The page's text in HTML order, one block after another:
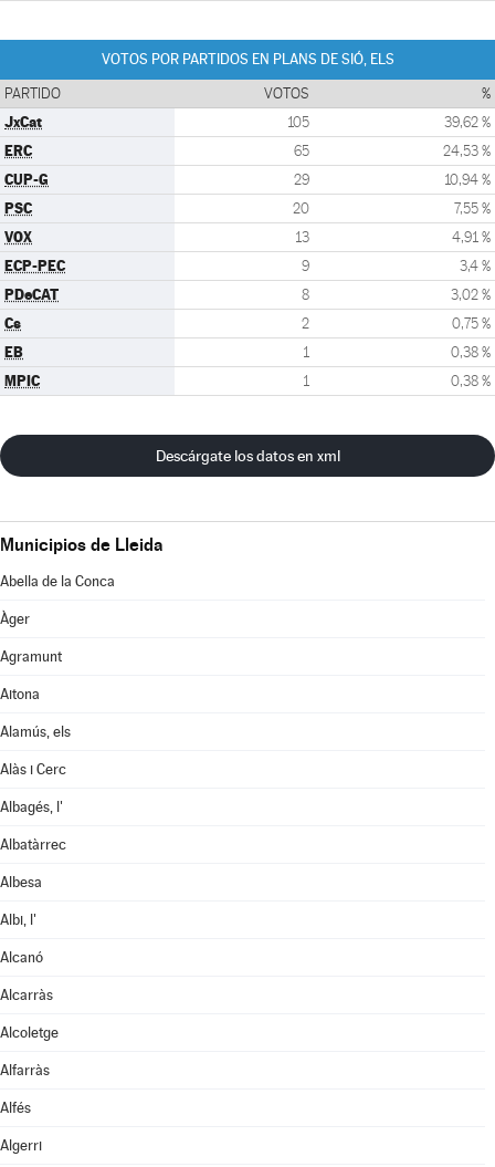
VOTOS POR PARTIDOS EN PLANS DE SIÓ, ELS
PARTIDO VOTOS %
JxCat 105 39,62 %
ERC 65 24,53 %
CUP-G 29 10,94 %
PSC 20 7,55 %
VOX 13 4,91 %
ECP-PEC 9 3,4 %
PDeCAT 8 3,02 %
Cs 2 0,75 %
EB 1 0,38 %
MPIC 1 0,38 %
Descárgate los datos en xml
Municipios de Lleida
Abella de la Conca
Àger
Agramunt
Aitona
Alamús, els
Alàs i Cerc
Albagés, l'
Albatàrrec
Albesa
Albi, l'
Alcanó
Alcarràs
Alcoletge
Alfarràs
Alfés
Algerri